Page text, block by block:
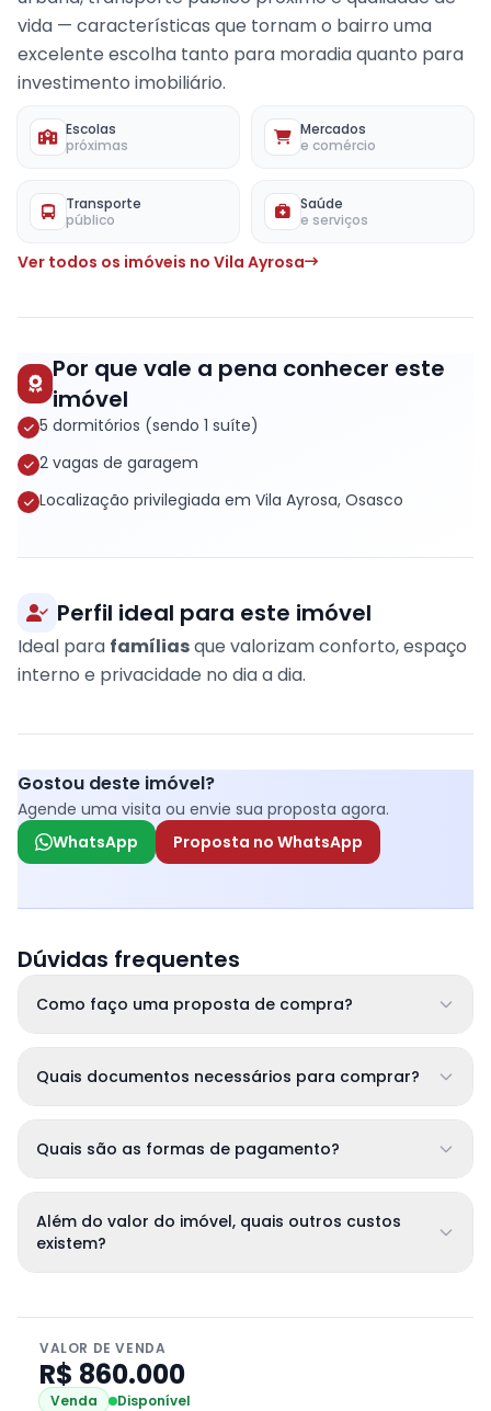
vida — características que tornam o bairro uma
excelente escolha tanto para moradia quanto para
investimento imobiliário.
Escolas
próximas
Mercados
e comércio
Transporte
público
Saúde
e serviços
Ver todos os imóveis no Vila Ayrosa
Por que vale a pena conhecer este
imóvel
5 dormitórios (sendo 1 suíte)
2 vagas de garagem
Localização privilegiada em Vila Ayrosa, Osasco
Perfil ideal para este imóvel
Ideal para famíliasque valorizam conforto, espaço
interno e privacidade no dia a dia.
Gostou deste imóvel?
Agende uma visita ou envie sua proposta agora.
WhatsApp
Proposta no WhatsApp
Dúvidas frequentes
Como faço uma proposta de compra?
Quais documentos necessários para comprar?
Quais são as formas de pagamento?
Além do valor do imóvel, quais outros custos
existem?
VALOR DE VENDA
R$ 860.000
Venda Disponível